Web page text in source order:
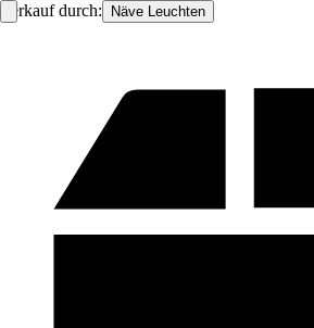
Verkauf durch: Näve Leuchten